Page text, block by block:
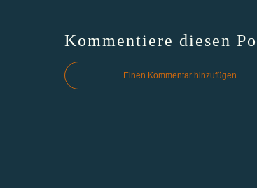
Kommentiere diesen
Einen Kommentar hinzufügen